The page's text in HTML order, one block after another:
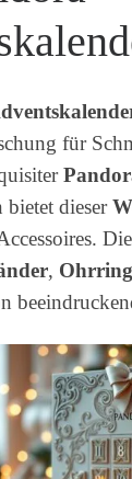
für
bietet dieser
,